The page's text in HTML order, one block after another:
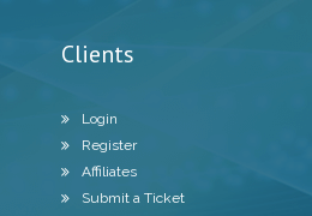
Clients
Login
Register
Affiliates
Submit a Ticket